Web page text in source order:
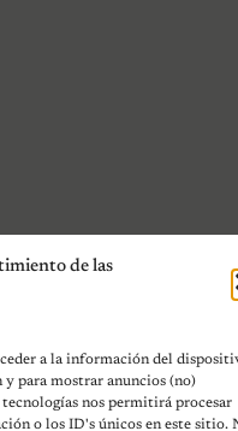
de las
a la información del
y para mostrar anuncios (no)
nos permitirá procesar
o los ID's únicos en este sitio.